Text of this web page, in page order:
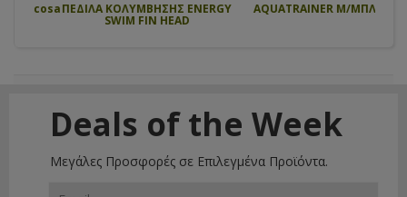
ΠΕΔΙΛΑ ΚΟΛΥΜΒΗΣΗΣ ENERGY
SWIM FIN HEAD
AQUATRAINER Μ/ΜΠΛΕ
Deals of the Week
Μεγάλες Προσφορές σε Επιλεγμένα Προϊόντα.